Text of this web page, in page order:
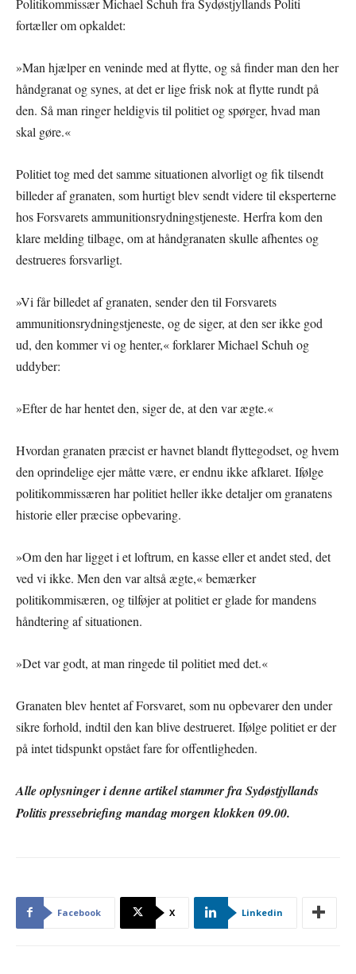
Politikommissær Michael Schuh fra Sydøstjyllands Politi
fortæller om opkaldet:
»Man hjælper en veninde med at flytte, og så finder man den her
håndgranat og synes, at det er lige frisk nok at flytte rundt på
den. Så man ringer heldigvis til politiet og spørger, hvad man
skal gøre.«
Politiet tog med det samme situationen alvorligt og fik tilsendt
billeder af granaten, som hurtigt blev sendt videre til eksperterne
hos Forsvarets ammunitionsrydningstjeneste. Herfra kom den
klare melding tilbage, om at håndgranaten skulle afhentes og
destrueres forsvarligt.
»Vi får billedet af granaten, sender den til Forsvarets
ammunitionsrydningstjeneste, og de siger, at den ser ikke god
ud, den kommer vi og henter,« forklarer Michael Schuh og
uddyber:
»Efter de har hentet den, siger de, at den var ægte.«
Hvordan granaten præcist er havnet blandt flyttegodset, og hvem
den oprindelige ejer måtte være, er endnu ikke afklaret. Ifølge
politikommissæren har politiet heller ikke detaljer om granatens
historie eller præcise opbevaring.
»Om den har ligget i et loftrum, en kasse eller et andet sted, det
ved vi ikke. Men den var altså ægte,« bemærker
politikommisæren, og tilføjer at politiet er glade for mandens
håndtering af situationen.
»Det var godt, at man ringede til politiet med det.«
Granaten blev hentet af Forsvaret, som nu opbevarer den under
sikre forhold, indtil den kan blive destrueret. Ifølge politiet er der
på intet tidspunkt opstået fare for offentligheden.
Alle oplysninger i denne artikel stammer fra Sydøstjyllands
Politis pressebriefing mandag morgen klokken 09.00.
Facebook X Linkedin